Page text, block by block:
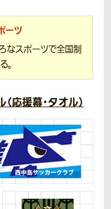
ーツ
なスポーツで全国制
。
応援幕・タオル）